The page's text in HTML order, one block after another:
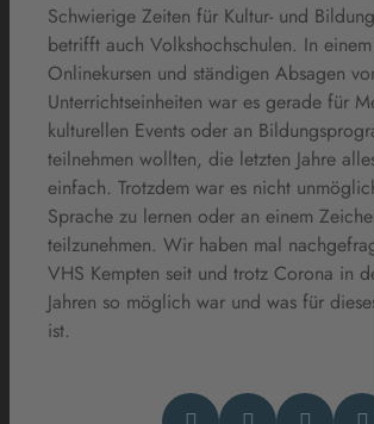
Schwierige Zeiten für Kultur- und
betrifft auch Volkshochschulen. In
Onlinekursen und ständigen Absagen
Unterrichtseinheiten war es gerade für
kulturellen Events oder an
teilnehmen wollten, die letzten Jahre
einfach. Trotzdem war es nicht
Sprache zu lernen oder an einem
teilzunehmen. Wir haben mal
VHS Kempten seit und trotz Corona in
Jahren so möglich war und was für
ist.